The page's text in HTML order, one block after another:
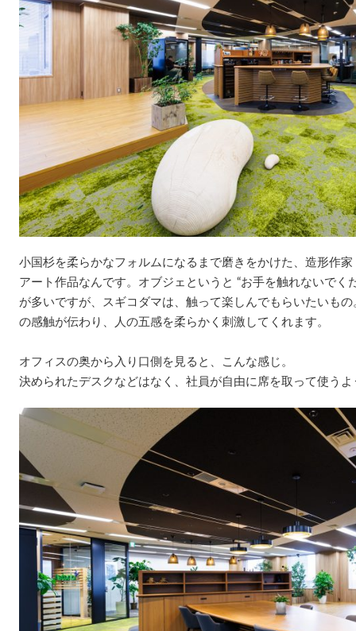
小国杉を柔らかなフォルムになるまで磨きをかけた、造形作
アート作品なんです。オブジェというと “お手を触れないでく
が多いですが、スギコダマは、触って楽しんでもらいたいも
の感触が伝わり、人の五感を柔らかく刺激してくれます。
オフィスの奥から入り口側を見ると、こんな感じ。
決められたデスクなどはなく、社員が自由に席を取って使う